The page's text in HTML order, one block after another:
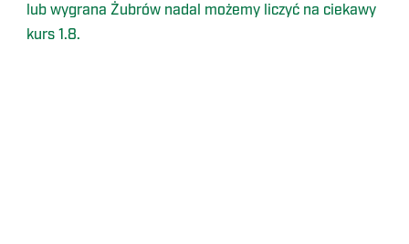
lub wygrana Żubrów nadal możemy liczyć na ciekawy
kurs 1.8.